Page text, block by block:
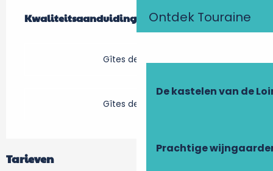
Ontdek Touraine
De kastelen van de
Prachtige
Kwaliteitsaanduiding
Kwaliteitsaanduiding
Gîtes de France
Gîtes de France
Tarieven